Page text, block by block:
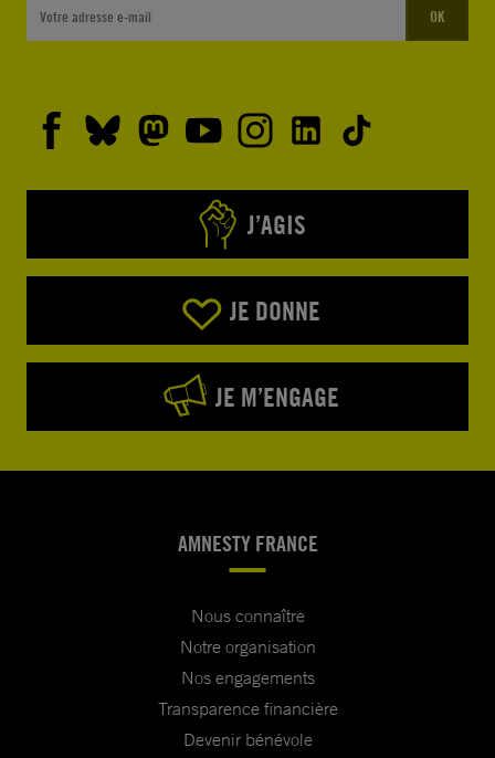
OK
J’AGIS
JE DONNE
JE M’ENGAGE
AMNESTY FRANCE
Nous connaître
Notre organisation
Nos engagements
Transparence financière
Devenir bénévole